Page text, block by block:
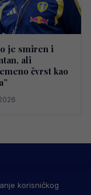
je smiren i
ali
čvrst kao
KORIŠTENJA
korisničkog